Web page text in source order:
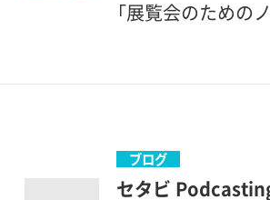
「展覧会のための
出品について」廣
島屋と日本画1-3
ブログ
セタビ